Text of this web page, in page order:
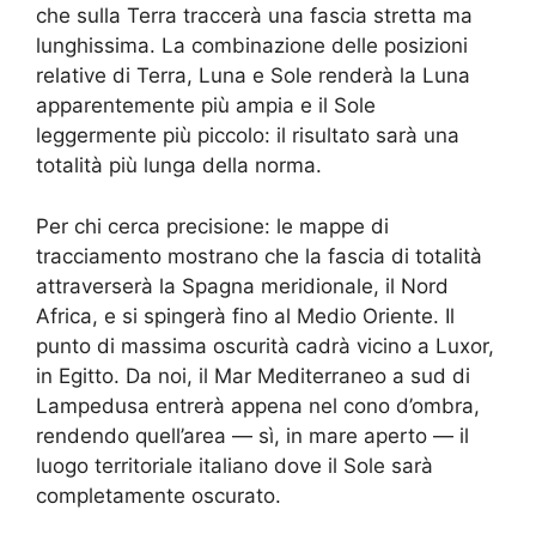
che sulla Terra traccerà una fascia stretta ma
lunghissima. La combinazione delle posizioni
relative di Terra, Luna e Sole renderà la Luna
apparentemente più ampia e il Sole
leggermente più piccolo: il risultato sarà una
totalità più lunga della norma.
Per chi cerca precisione: le mappe di
tracciamento mostrano che la fascia di totalità
attraverserà la Spagna meridionale, il Nord
Africa, e si spingerà fino al Medio Oriente. Il
punto di massima oscurità cadrà vicino a Luxor,
in Egitto. Da noi, il Mar Mediterraneo a sud di
Lampedusa entrerà appena nel cono d’ombra,
rendendo quell’area — sì, in mare aperto — il
luogo territoriale italiano dove il Sole sarà
completamente oscurato.